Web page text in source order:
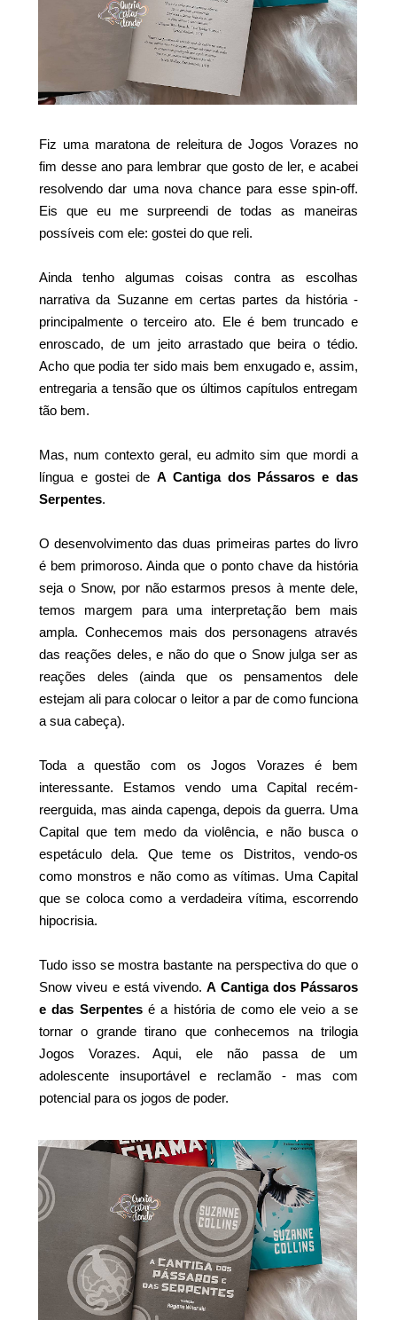
Fiz uma maratona de releitura de Jogos Vorazes no
fim desse ano para lembrar que gosto de ler, e acabei
resolvendo dar uma nova chance para esse spin-off.
Eis que eu me surpreendi de todas as maneiras
possíveis com ele: gostei do que reli.
Ainda tenho algumas coisas contra as escolhas
narrativa da Suzanne em certas partes da história -
principalmente o terceiro ato. Ele é bem truncado e
enroscado, de um jeito arrastado que beira o tédio.
Acho que podia ter sido mais bem enxugado e, assim,
entregaria a tensão que os últimos capítulos entregam
tão bem.
Mas, num contexto geral, eu admito sim que mordi a
língua e gostei deA Cantiga dos Pássaros e das
Serpentes.
O desenvolvimento das duas primeiras partes do livro
é bem primoroso. Ainda que o ponto chave da história
seja o Snow, por não estarmos presos à mente dele,
temos margem para uma interpretação bem mais
ampla. Conhecemos mais dos personagens através
das reações deles, e não do que o Snow julga ser as
reações deles (ainda que os pensamentos dele
estejam ali para colocar o leitor a par de como funciona
a sua cabeça).
Toda a questão com os Jogos Vorazes é bem
interessante. Estamos vendo uma Capital recém-
reerguida, mas ainda capenga, depois da guerra. Uma
Capital que tem medo da violência, e não busca o
espetáculo dela. Que teme os Distritos, vendo-os
como monstros e não como as vítimas. Uma Capital
que se coloca como a verdadeira vítima, escorrendo
hipocrisia.
Tudo isso se mostra bastante na perspectiva do que o
Snow viveu e está vivendo.A Cantiga dos Pássaros
e das Serpentesé a história de como ele veio a se
tornar o grande tirano que conhecemos na trilogia
Jogos Vorazes. Aqui, ele não passa de um
adolescente insuportável e reclamão - mas com
potencial para os jogos de poder.